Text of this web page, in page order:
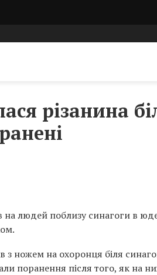
різанина
на людей поблизу синагоги в
з ножем на охоронця біля
поранення після того, як на